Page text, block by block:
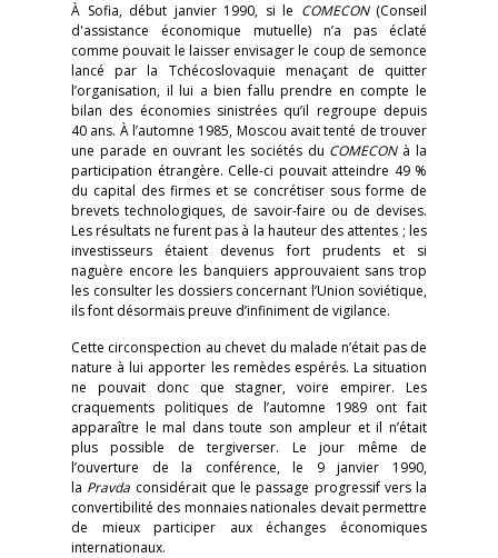
À Sofia, début janvier 1990, si le COMECON(Conseil
d'assistance économique mutuelle) n’a pas éclaté
comme pouvait le laisser envisager le coup de semonce
lancé par la Tchécoslovaquie menaçant de quitter
l’organisation, il lui a bien fallu prendre en compte le
bilan des économies sinistrées qu’il regroupe depuis
40 ans. À l’automne 1985, Moscou avait tenté de trouver
une parade en ouvrant les sociétés du COMECONà la
participation étrangère. Celle-ci pouvait atteindre 49 %
du capital des firmes et se concrétiser sous forme de
brevets technologiques, de savoir-faire ou de devises.
Les résultats ne furent pas à la hauteur des attentes ; les
investisseurs étaient devenus fort prudents et si
naguère encore les banquiers approuvaient sans trop
les consulter les dossiers concernant l’Union soviétique,
ils font désormais preuve d’infiniment de vigilance.
Cette circonspection au chevet du malade n’était pas de
nature à lui apporter les remèdes espérés. La situation
ne pouvait donc que stagner, voire empirer. Les
craquements politiques de l’automne 1989 ont fait
apparaître le mal dans toute son ampleur et il n’était
plus possible de tergiverser. Le jour même de
l’ouverture de la conférence, le 9 janvier 1990,
la Pravda considérait que le passage progressif vers la
convertibilité des monnaies nationales devait permettre
de mieux participer aux échanges économiques
internationaux.